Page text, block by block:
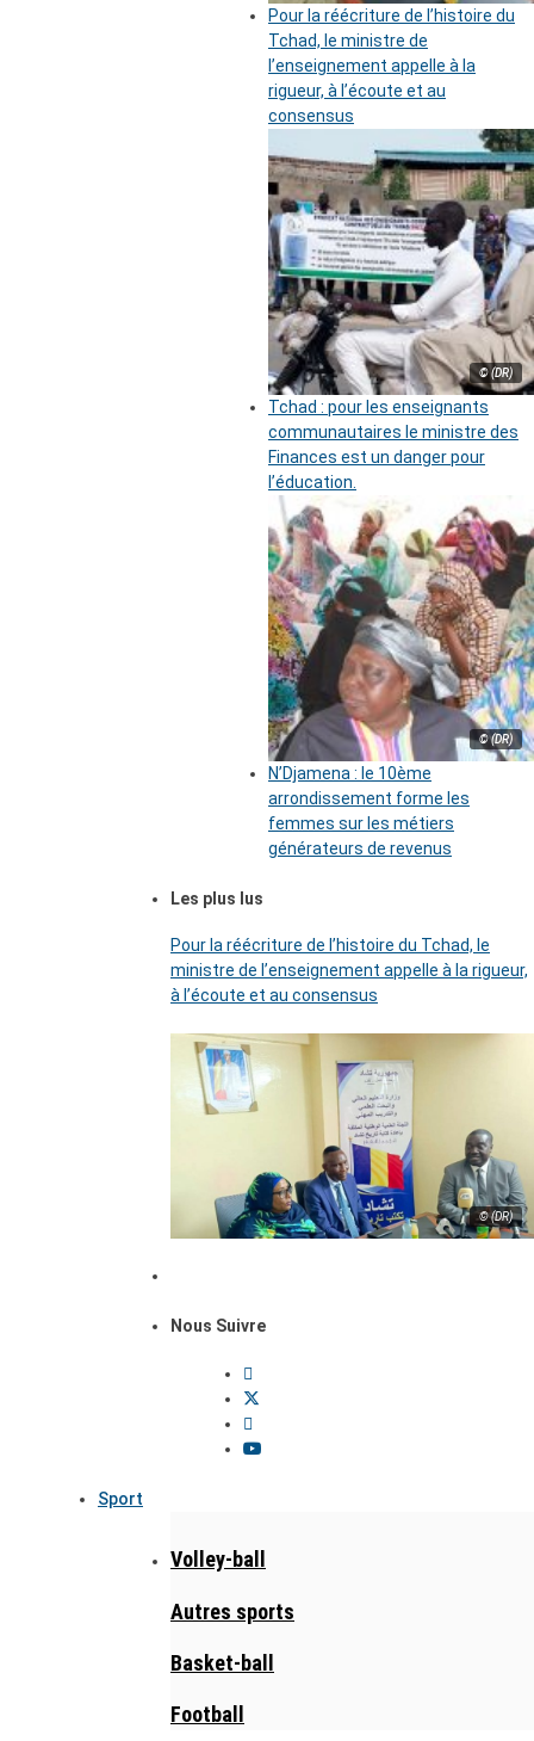
Pour la réécriture de l’histoire du
Tchad, le ministre de
l’enseignement appelle à la
rigueur, à l’écoute et au
consensus
© (DR)
Tchad : pour les enseignants
communautaires le ministre des
Finances est un danger pour
l’éducation.
© (DR)
N’Djamena : le 10ème
arrondissement forme les
femmes sur les métiers
générateurs de revenus
Les plus lus
Pour la réécriture de l’histoire du Tchad, le
ministre de l’enseignement appelle à la rigueur,
à l’écoute et au consensus
© (DR)
Nous Suivre
Sport
Volley-ball
Autres sports
Basket-ball
Football